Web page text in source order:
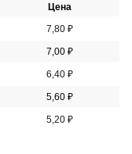
Цена
7,80 ₽
7,00 ₽
6,40 ₽
5,60 ₽
5,20 ₽